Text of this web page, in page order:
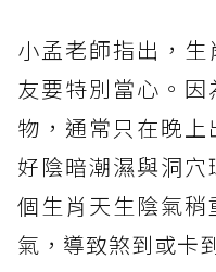
小孟老師指出，
友要特別當心。
物，通常只在晚
好陰暗潮濕與洞
個生肖天生陰氣
氣，導致煞到或卡